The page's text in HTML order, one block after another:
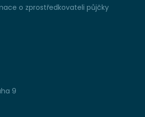
o zprostředkovateli půjčky
9